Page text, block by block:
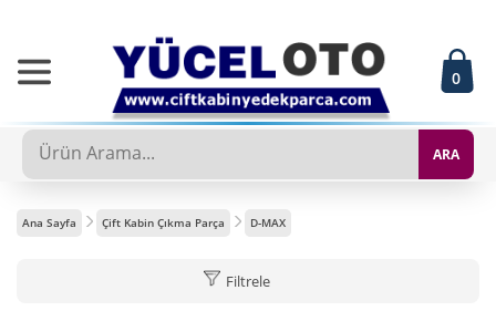
0
ARA
Ana Sayfa Çift Kabin Çıkma Parça D-MAX
Filtrele